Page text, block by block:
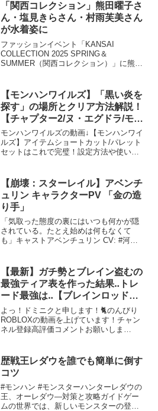
「関西コレクション」熊田曜子さ
ん・塩見きらさん・村雨芙美さん
が水着姿に
ファッションイベント「KANSAI
COLLECTION 2025 SPRING＆
SUMMER（関西コレクション）」に熊田
会場を沸かせた。#関西コレクション #熊
田曜子...
【モンハンワイルズ】「黒い炎を
探す」の場所とクリア方法解説！
【チャプター2/ヌ・エグドラ/モン
スターハンターワイル
ズ/WILDS】
モンハンワイルズの動画↓【モンハンワイ
ルズ】アイテムショートカット/パレット
セットはこれで完璧！設定方法や使い
キャラデータを製品版に引き継ぐ方法と
注意点を解説！【モンハン...
【崩壊：スターレイル】アベンチ
ュリン キャラクターPV 「金の造
り手」
「気取った態度の裏にはいつも何かが隠
されている。たとえ始めは何もなくて
も」キャストアベンチュリン CV: #河西
レイル公式サイト】HoYoLAB: 【崩壊：
スターレイル...
【最新】ガチ勢とブレイン盗むの
最強ティア表を作った結果‥トレ
ード最強は‥【ブレインロッドを
盗む】【ロブロック
ス/ROBLOX】【steal a brainrot
】
よっ！ドミニクと申します！🐈のんびり
ROBLOXの動画を上げています！チャン
ネル登録高評価コメントお願いしま
応援よろしく！！🍿サブチャンネル🍿登
録お願いします！！...
歴戦王レダウを誰でも簡単に倒す
コツ
#モンハン #モンスターハンターレダウの
王、オーレダウ—対策と攻略ガイドゲー
ムの世界では、新しいモンスターの登場